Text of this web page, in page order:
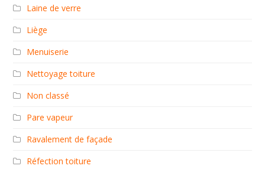
Laine de verre
Liège
Menuiserie
Nettoyage toiture
Non classé
Pare vapeur
Ravalement de façade
Réfection toiture